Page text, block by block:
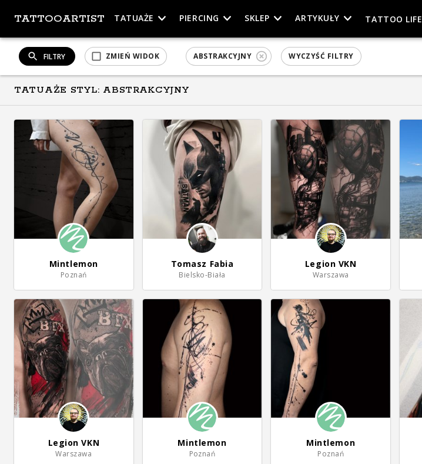
TATTOOARTIST TATUAŻE PIERCING SKLEP ARTYKUŁY TATTOO LIFE
FILTRY ZMIEŃ WIDOK ABSTRAKCYJNY WYCZYŚĆ FILTRY
TATUAŻE STYL: ABSTRAKCYJNY
Mintlemon
Poznań
Tomasz Fabia
Bielsko-Biała
Legion VKN
Warszawa
Legion VKN
Warszawa
Mintlemon
Poznań
Mintlemon
Poznań